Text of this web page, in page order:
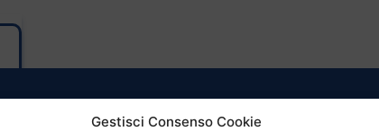
Gestisci Consenso Cookie